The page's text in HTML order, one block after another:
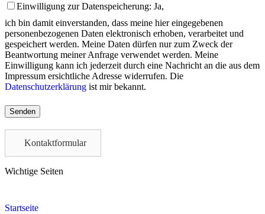
Einwilligung zur Datenspeicherung: Ja,
ich bin damit einverstanden, dass meine hier eingegebenen
personenbezogenen Daten elektronisch erhoben, verarbeitet und
gespeichert werden. Meine Daten dürfen nur zum Zweck der
Beantwortung meiner Anfrage verwendet werden. Meine
Einwilligung kann ich jederzeit durch eine Nachricht an die aus dem
Impressum ersichtliche Adresse widerrufen. Die
Datenschutzerklärung ist mir bekannt.
Please
leave
empty.Kontaktformular
Wichtige Seiten
Startseite